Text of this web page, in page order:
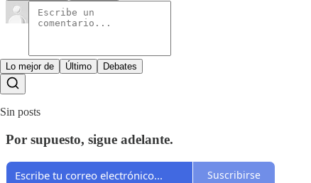
Lo mejor de Último Debates
Sin posts
Por supuesto, sigue adelante.
Suscribirse